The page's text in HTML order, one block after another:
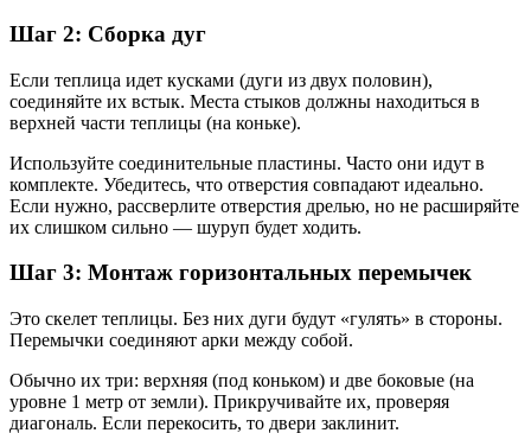
Шаг 2: Сборка дуг
Если теплица идет кусками (дуги из двух половин),
соединяйте их встык. Места стыков должны находиться в
верхней части теплицы (на коньке).
Используйте соединительные пластины. Часто они идут в
комплекте. Убедитесь, что отверстия совпадают идеально.
Если нужно, рассверлите отверстия дрелью, но не расширяйте
их слишком сильно — шуруп будет ходить.
Шаг 3: Монтаж горизонтальных перемычек
Это скелет теплицы. Без них дуги будут «гулять» в стороны.
Перемычки соединяют арки между собой.
Обычно их три: верхняя (под коньком) и две боковые (на
уровне 1 метр от земли). Прикручивайте их, проверяя
диагональ. Если перекосить, то двери заклинит.